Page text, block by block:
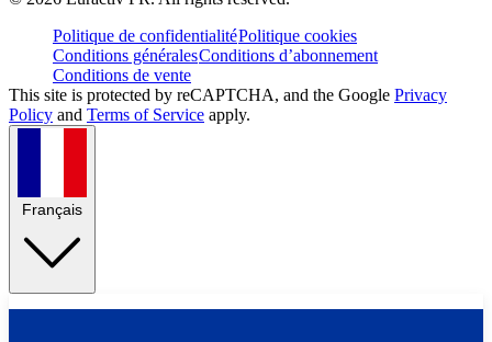
Politique de confidentialitéPolitique cookies
Conditions généralesConditions d’abonnement
Conditions de vente
This site is protected by reCAPTCHA, and the Google Privacy
Policy and Terms of Service apply.
Français